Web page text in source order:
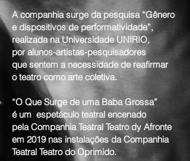
A companhia surge da pesquisa “Gênero
e dispositivos de performatividade”,
realizada na Universidade UNIRIO,
por alunos-artistas-pesquisadores
que sentem a necessidade de reafirmar
o teatro como arte coletiva.
“O Que Surge de uma Baba Grossa”
é um espetáculo teatral encenado
pela Companhia Teatral Teatro dy Afronte
em 2019 nas instalações da Companhia
Teatral Teatro do Oprimido.